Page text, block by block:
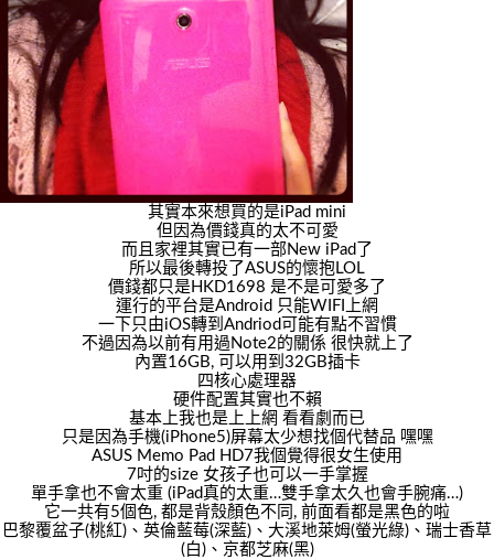
其實本來想買的是iPad mini
但因為價錢真的太不可愛
而且家裡其實已有一部New iPad了
所以最後轉投了ASUS的懷抱LOL
價錢都只是HKD1698 是不是可愛多了
運行的平台是Android 只能WIFI上網
一下只由iOS轉到Andriod可能有點不習慣
不過因為以前有用過Note2的關係 很快就上了
內置16GB, 可以用到32GB插卡
四核心處理器
硬件配置其實也不賴
基本上我也是上上網 看看劇而已
只是因為手機(iPhone5)屏幕太少想找個代替品 嘿嘿
ASUS Memo Pad HD7我個覺得很女生使用
7吋的size 女孩子也可以一手掌握
單手拿也不會太重 (iPad真的太重…雙手拿太久也會手腕痛…)
它一共有5個色, 都是背殼顏色不同, 前面看都是黑色的啦
巴黎覆盆子(桃紅)、英倫藍莓(深藍)、大溪地萊姆(螢光綠)、瑞士香草
(白)、京都芝麻(黑)